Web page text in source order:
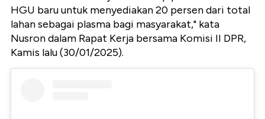
HGU baru untuk menyediakan 20 persen dari total
lahan sebagai plasma bagi masyarakat," kata
Nusron dalam Rapat Kerja bersama Komisi II DPR,
Kamis lalu (30/01/2025).